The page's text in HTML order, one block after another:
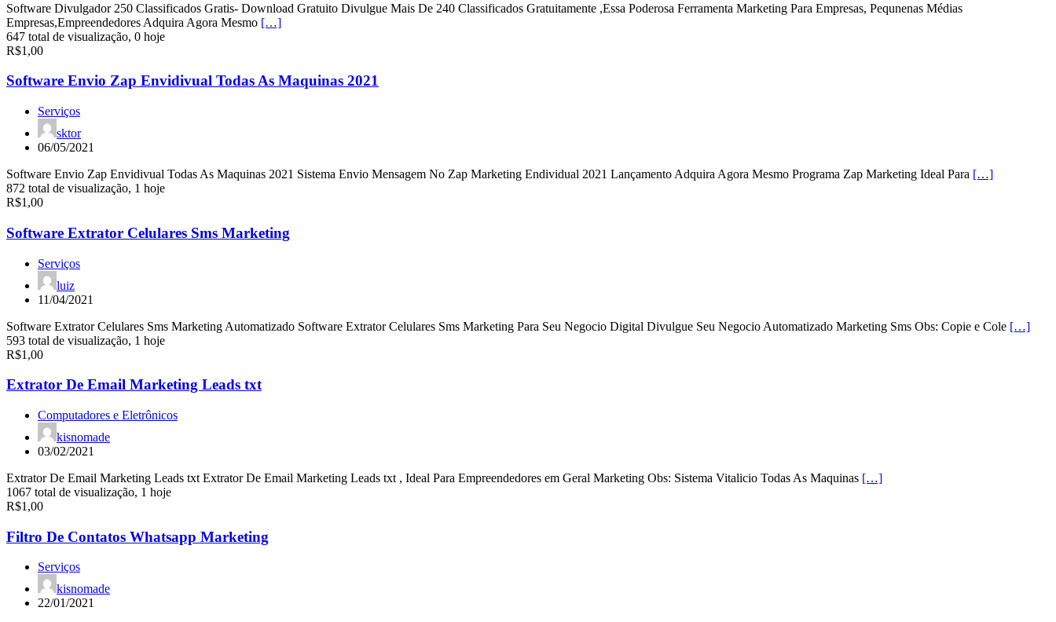
Software Divulgador 250 Classificados Gratis- Download Gratuito Divulgue Mais De 240 Classificados Gratuitamente ,Essa Poderosa Ferramenta Marketing Para Empresas, Pequnenas Médias
Empresas,Empreendedores Adquira Agora Mesmo […]
647 total de visualização, 0 hoje
R$1,00
Software Envio Zap Envidivual Todas As Maquinas 2021
Serviços
sktor
06/05/2021
Software Envio Zap Envidivual Todas As Maquinas 2021 Sistema Envio Mensagem No Zap Marketing Endividual 2021 Lançamento Adquira Agora Mesmo Programa Zap Marketing Ideal Para […]
872 total de visualização, 1 hoje
R$1,00
Software Extrator Celulares Sms Marketing
Serviços
luiz
11/04/2021
Software Extrator Celulares Sms Marketing Automatizado Software Extrator Celulares Sms Marketing Para Seu Negocio Digital Divulgue Seu Negocio Automatizado Marketing Sms Obs: Copie e Cole […]
593 total de visualização, 1 hoje
R$1,00
Extrator De Email Marketing Leads txt
Computadores e Eletrônicos
kisnomade
03/02/2021
Extrator De Email Marketing Leads txt Extrator De Email Marketing Leads txt , Ideal Para Empreendedores em Geral Marketing Obs: Sistema Vitalicio Todas As Maquinas […]
1067 total de visualização, 1 hoje
R$1,00
Filtro De Contatos Whatsapp Marketing
Serviços
kisnomade
22/01/2021